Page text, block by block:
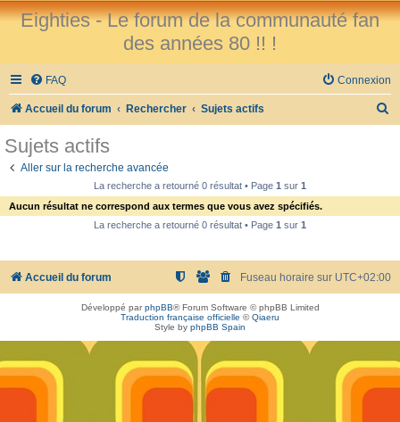
Eighties - Le forum de la communauté fan
des années 80 !! !
FAQ Connexion
Accueil du forum Rechercher Sujets actifs
e
Sujets actifs
Aller sur la recherche avancée
La recherche a retourné 0 résultat • Page 1 sur 1
Aucun résultat ne correspond aux termes que vous avez spécifiés.
La recherche a retourné 0 résultat • Page 1 sur 1
Accueil du forum Fuseau horaire sur UTC+02:00
Développé parphpBB® Forum Software © phpBB Limited
Traduction française officielle ©Qiaeru
Style by phpBB Spain